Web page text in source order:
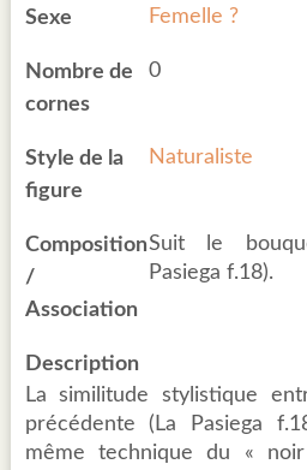
Sexe Femelle ?
Nombre de
cornes
0
Style de la
figure
Naturaliste
Composition
/
Association
Suit le
Pasiega f.18).
Description
La similitude stylistique
précédente (La Pasiega
même technique du «